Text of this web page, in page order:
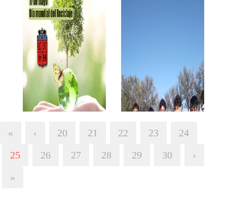
« ‹ 20 21 22 23
24
25
26 27 28 29 30
›
»